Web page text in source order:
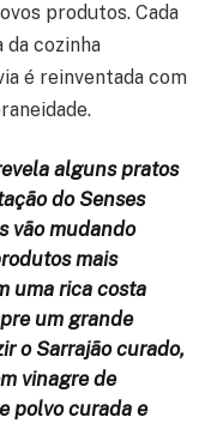
produtos. Cada
cozinha
é reinventada com
alguns pratos
do Senses
vão mudando
mais
uma rica costa
um grande
o Sarrajão curado,
vinagre de
polvo curada e